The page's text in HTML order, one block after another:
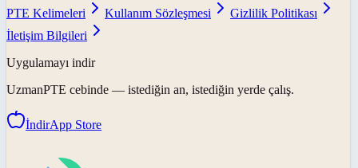
PTE Kelimeleri
Kullanım Sözleşmesi
Gizlilik Politikası
İletişim Bilgileri
Uygulamayı indir
UzmanPTE cebinde — istediğin an, istediğin yerde çalış.
İndirApp Store